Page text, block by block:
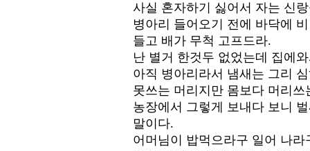
사실 혼자하기 싫어서 자는 신
병아리 들어오기 전에 바닥에
들고 배가 무척 고프드라.
난 별거 한것두 없었는데 집에
아직 병아리라서 냄새는 그리
못쓰는 머리지만 몸보다 머리
농장에서 그렇게 보내다 보니
말이다.
어머님이 밥먹으라구 일어 나